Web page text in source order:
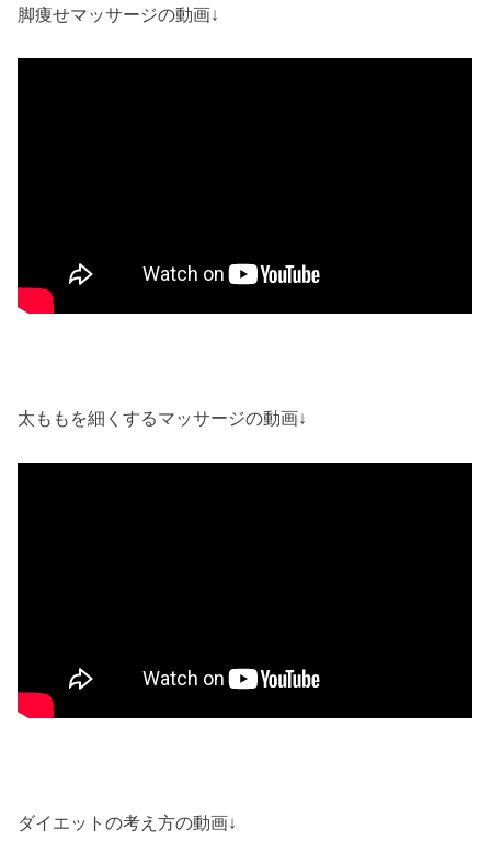
脚痩せマッサージの動画↓
太ももを細くするマッサージの動画↓
ダイエットの考え方の動画↓